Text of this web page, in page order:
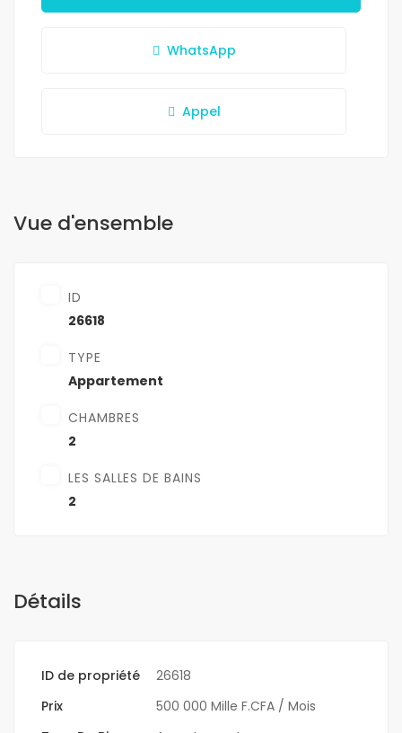
WhatsApp
Appel
Vue d'ensemble
ID
26618
TYPE
Appartement
CHAMBRES
2
LES SALLES DE BAINS
2
Détails
ID de propriété
26618
Prix
500 000 Mille F.CFA / Mois